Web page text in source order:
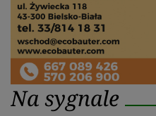
Na sygnale